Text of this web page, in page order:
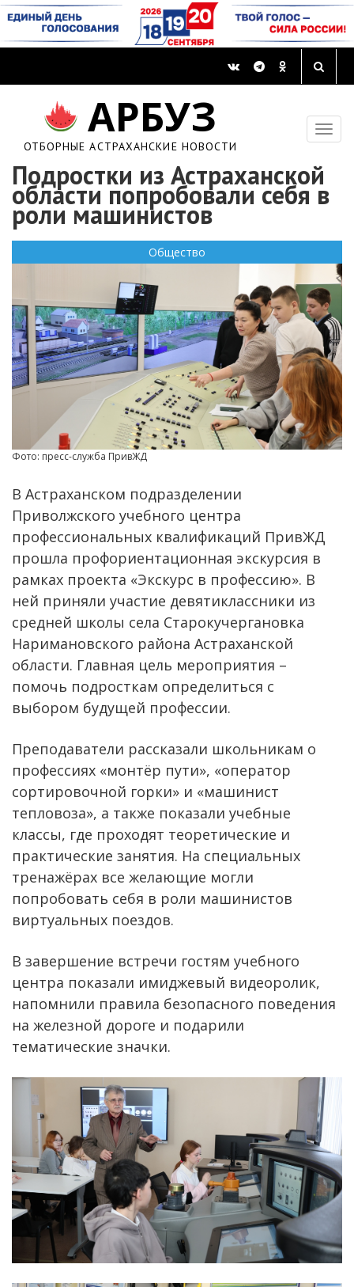
АРБУЗ
ОТБОРНЫЕ АСТРАХАНСКИЕ НОВОСТИ
Подростки из Астраханской
области попробовали себя в
роли машинистов
Общество
Фото: пресс-служба ПривЖД
В Астраханском подразделении
Приволжского учебного центра
профессиональных квалификаций ПривЖД
прошла профориентационная экскурсия в
рамках проекта «Экскурс в профессию». В
ней приняли участие девятиклассники из
средней школы села Старокучергановка
Наримановского района Астраханской
области. Главная цель мероприятия –
помочь подросткам определиться с
выбором будущей профессии.
Преподаватели рассказали школьникам о
профессиях «монтёр пути», «оператор
сортировочной горки» и «машинист
тепловоза», а также показали учебные
классы, где проходят теоретические и
практические занятия. На специальных
тренажёрах все желающие могли
попробовать себя в роли машинистов
виртуальных поездов.
В завершение встречи гостям учебного
центра показали имиджевый видеоролик,
напомнили правила безопасного поведения
на железной дороге и подарили
тематические значки.